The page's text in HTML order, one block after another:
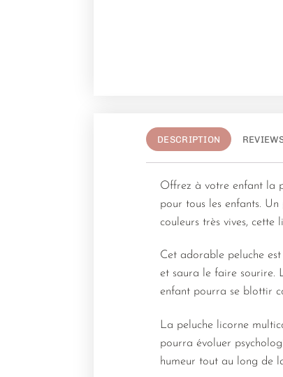
DESCRIPTION
Offrez à votre enfant la
pour tous les enfants.
couleurs très vives,
Cet adorable peluche
et saura le faire sourire.
enfant pourra se blottir
La peluche licorne
pourra évoluer
humeur tout au long de